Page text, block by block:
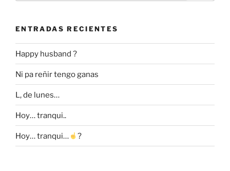
ENTRADAS RECIENTES
Happy husband ?
Ni pa reñir tengo ganas
L, de lunes…
Hoy… tranqui..
Hoy… tranqui… ?